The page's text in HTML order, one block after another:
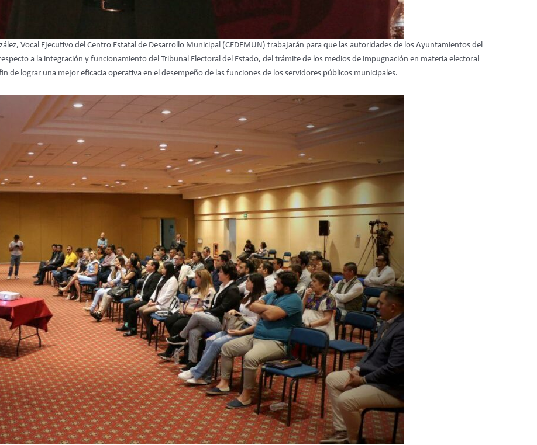
Vocal Ejecutivo del Centro Estatal de Desarrollo Municipal (CEDEMUN) trabajarán para que las autoridades de los Ayuntamientos del
a la integración y funcionamiento del Tribunal Electoral del Estado, del trámite de los medios de impugnación en materia electoral
de lograr una mejor eficacia operativa en el desempeño de las funciones de los servidores públicos municipales.